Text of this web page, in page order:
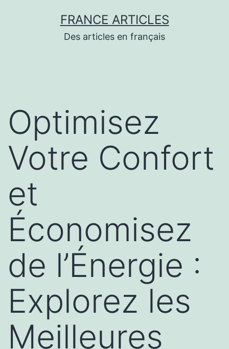
FRANCE ARTICLES
Des articles en français
Optimisez
Votre Confort
et
Économisez
de l’Énergie :
Explorez les
Meilleures